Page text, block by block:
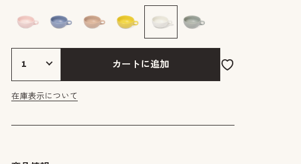
カートに追加
在庫表示について